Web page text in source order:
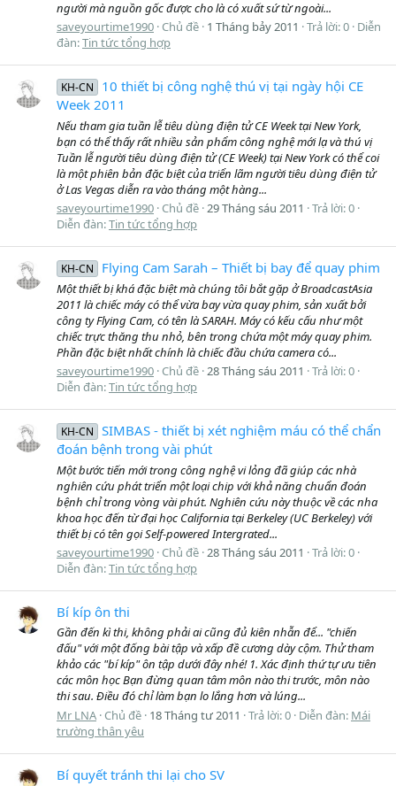
người mà nguồn gốc được cho là có xuất sứ từ ngoài...
saveyourtime1990 Chủ đề 1 Tháng bảy 2011 Trả lời: 0 Diễn
đàn:Tin tức tổng hợp
KH-CN
10 thiết bị công nghệ thú vị tại ngày hội CE
Week 2011
Nếu tham gia tuần lễ tiêu dùng điện tử CE Week tại New York,
bạn có thể thấy rất nhiều sản phẩm công nghệ mới lạ và thú vị
Tuần lễ người tiêu dùng điện tử (CE Week) tại New York có thể coi
là một phiên bản đặc biệt của triển lãm người tiêu dùng điện tử
ở Las Vegas diễn ra vào tháng một hàng...
saveyourtime1990 Chủ đề 29 Tháng sáu 2011
Trả lời: 0
Diễn đàn:Tin tức tổng hợp
KH-CN Flying Cam Sarah – Thiết bị bay để quay phim
Một thiết bị khá đặc biệt mà chúng tôi bắt gặp ở BroadcastAsia
2011 là chiếc máy có thể vừa bay vừa quay phim, sản xuất bởi
công ty Flying Cam, có tên là SARAH. Máy có kếu cấu như một
chiếc trực thăng thu nhỏ, bên trong chứa một máy quay phim.
Phần đặc biệt nhất chính là chiếc đầu chứa camera có...
saveyourtime1990 Chủ đề 28 Tháng sáu 2011
Trả lời: 0
Diễn đàn:Tin tức tổng hợp
KH-CN
SIMBAS - thiết bị xét nghiệm máu có thể chẩn
đoán bệnh trong vài phút
Một bước tiến mới trong công nghệ vi lỏng đã giúp các nhà
nghiên cứu phát triển một loại chip với khả năng chuẩn đoán
bệnh chỉ trong vòng vài phút. Nghiên cứu này thuộc về các nha
khoa học đến từ đại học California tại Berkeley (UC Berkeley) với
thiết bị có tên gọi Self-powered Intergrated...
saveyourtime1990 Chủ đề 28 Tháng sáu 2011
Trả lời: 0
Diễn đàn:Tin tức tổng hợp
Bí kíp ôn thi
Gần đến kì thi, không phải ai cũng đủ kiên nhẫn để... "chiến
đấu" với một đống bài tập và xấp đề cương dày cộm. Thử tham
khảo các "bí kíp" ôn tập dưới đây nhé! 1. Xác định thứ tự ưu tiên
các môn học Bạn đừng quan tâm môn nào thi trước, môn nào
thi sau. Điều đó chỉ làm bạn lo lắng hơn và lúng...
Mr LNA Chủ đề 18 Tháng tư 2011 Trả lời: 0 Diễn đàn: Mái
trường thân yêu
Bí quyết tránh thi lại cho SV